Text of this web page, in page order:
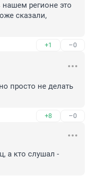
нашем регионе это
сказали,
+1 –0
просто не делать
+8 –0
а кто слушал -